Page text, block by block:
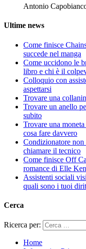
Antonio
Ultime news
Come finisce
succede nel manga
Come uccidono le
libro e chi è il
Colloquio con
aspettarsi
Trovare una
Trovare un anello
subito
Trovare una
cosa fare davvero
Condizionatore
chiamare il tecnico
Come finisce Off
romance di Elle
Assistenti sociali
quali sono i tuoi
Cerca
Ricerca per:
Home